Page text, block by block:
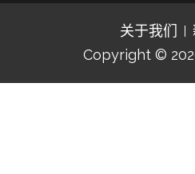
关于我们
Copyright ©